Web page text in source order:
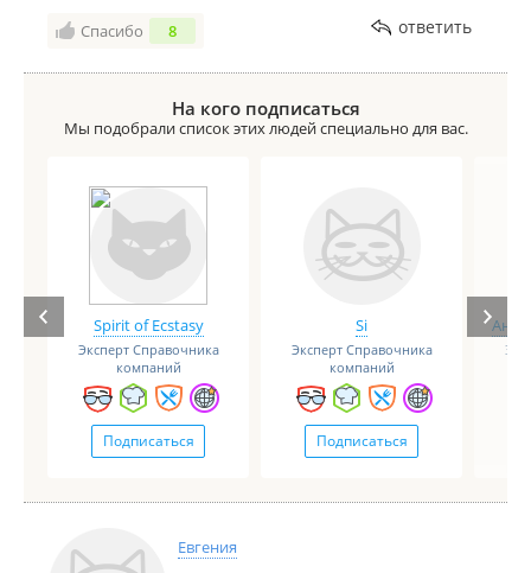
Спасибо 8 ответить
На кого подписаться
Мы подобрали список этих людей специально для вас.
Spirit of Ecstasy
Эксперт Справочника
компаний
Подписаться
Si
Эксперт Справочника
компаний
Подписаться
Евгения